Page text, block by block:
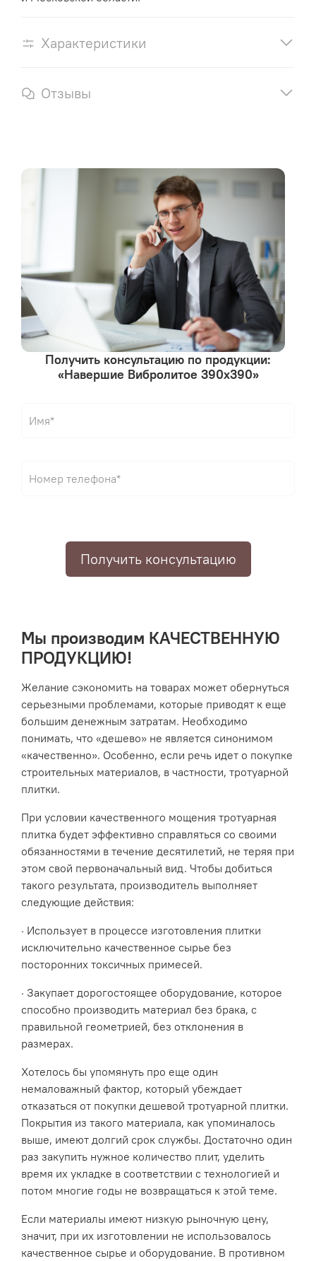
Характеристики
Отзывы
Получить консультацию по продукции:
«Навершие Вибролитое 390х390»
Получить консультацию
Мы производим КАЧЕСТВЕННУЮ
ПРОДУКЦИЮ!
Желание сэкономить на товарах может обернуться
серьезными проблемами, которые приводят к еще
большим денежным затратам. Необходимо
понимать, что «дешево» не является синонимом
«качественно». Особенно, если речь идет о покупке
строительных материалов, в частности, тротуарной
плитки.
При условии качественного мощения тротуарная
плитка будет эффективно справляться со своими
обязанностями в течение десятилетий, не теряя при
этом свой первоначальный вид. Чтобы добиться
такого результата, производитель выполняет
следующие действия:
· Использует в процессе изготовления плитки
исключительно качественное сырье без
посторонних токсичных примесей.
· Закупает дорогостоящее оборудование, которое
способно производить материал без брака, с
правильной геометрией, без отклонения в
размерах.
Хотелось бы упомянуть про еще один
немаловажный фактор, который убеждает
отказаться от покупки дешевой тротуарной плитки.
Покрытия из такого материала, как упоминалось
выше, имеют долгий срок службы. Достаточно один
раз закупить нужное количество плит, уделить
время их укладке в соответствии с технологией и
потом многие годы не возвращаться к этой теме.
Если материалы имеют низкую рыночную цену,
значит, при их изготовлении не использовалось
качественное сырье и оборудование. В противном